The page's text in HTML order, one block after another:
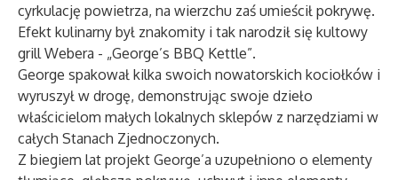
cyrkulację powietrza, na wierzchu zaś umieścił pokrywę.
Efekt kulinarny był znakomity i tak narodził się kultowy
grill Webera - „George’s BBQ Kettle”.
George spakował kilka swoich nowatorskich kociołków i
wyruszył w drogę, demonstrując swoje dzieło
właścicielom małych lokalnych sklepów z narzędziami w
całych Stanach Zjednoczonych.
Z biegiem lat projekt George’a uzupełniono o elementy